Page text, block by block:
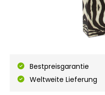
Bestpreisgarantie
Weltweite Lieferung